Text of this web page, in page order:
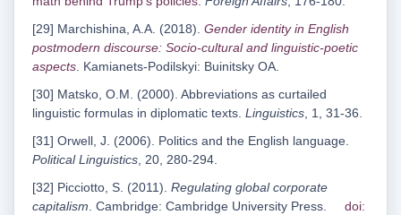
[29] Marchishina, A.A. (2018). Gender identity in English
postmodern discourse: Socio-cultural and linguistic-poetic
aspects. Kamianets-Podilskyi: Buinitsky OA.
[30] Matsko, O.M. (2000). Abbreviations as curtailed
linguistic formulas in diplomatic texts. Linguistics, 1, 31-36.
[31] Orwell, J. (2006). Politics and the English language.
Political Linguistics, 20, 280-294.
[32] Picciotto, S. (2011). Regulating global corporate
capitalism. Cambridge: Cambridge University Press. doi: